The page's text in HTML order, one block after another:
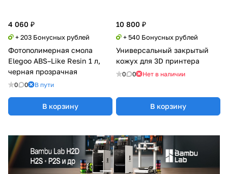
4 060 ₽
+ 203 Бонусных рублей
Фотополимерная смола
Elegoo ABS–Like Resin 1 л,
черная прозрачная
0 0 В пути
В корзину
10 800 ₽
+ 540 Бонусных рублей
Универсальный закрытый
кожух для 3D принтера
0 0 Нет в наличии
В корзину